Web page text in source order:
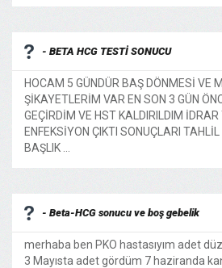
- BETA HCG TESTİ SONUCU
HOCAM 5 GÜNDÜR BAŞ DÖNMESİ VE
ŞİKAYETLERİM VAR EN SON 3 GÜN
GEÇİRDİM VE HST KALDIRILDIM
ENFEKSİYON ÇIKTI SONUÇLARI TAHLİL
BAŞLIK ...
- Beta-HCG sonucu ve boş gebelik
merhaba ben PKO hastasıyım adet
3 Mayısta adet gördüm 7 haziranda